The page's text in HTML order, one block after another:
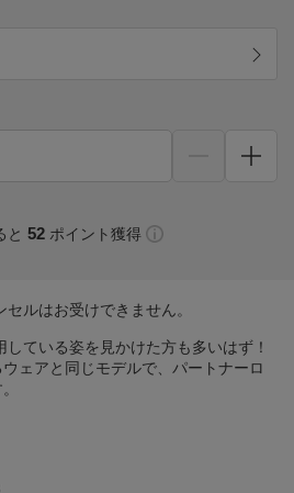
と 52 ポイント獲得
ルはお受けできません。
ている姿を見かけた方も多いはず！
ェアと同じモデルで、パートナーロ